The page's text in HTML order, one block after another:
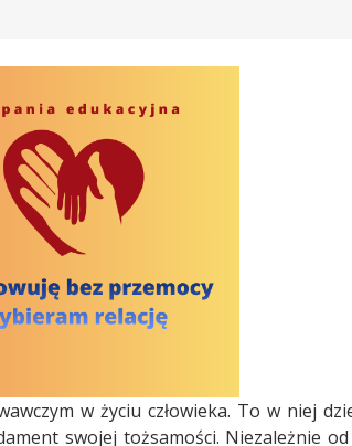
w życiu człowieka. To w niej
swojej tożsamości. Niezależnie